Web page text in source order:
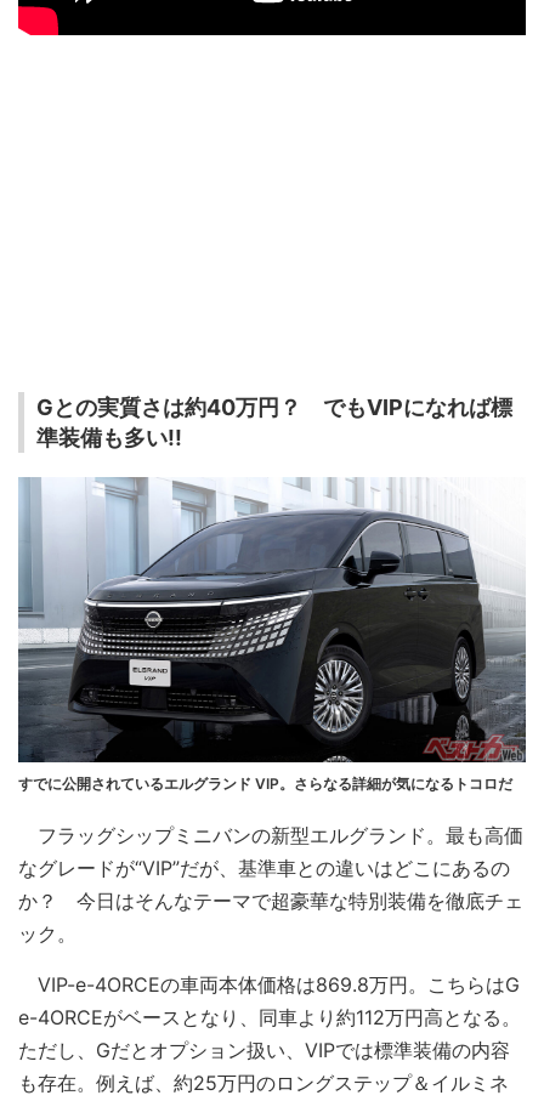
Gとの実質さは約40万円？ でもVIPになれば標
準装備も多い!!
すでに公開されているエルグランド VIP。さらなる詳細が気になるトコロだ
フラッグシップミニバンの新型エルグランド。最も高価
なグレードが“VIP”だが、基準車との違いはどこにあるの
か？ 今日はそんなテーマで超豪華な特別装備を徹底チェ
ック。
VIP-e-4ORCEの車両本体価格は869.8万円。こちらはG
e-4ORCEがベースとなり、同車より約112万円高となる。
ただし、Gだとオプション扱い、VIPでは標準装備の内容
も存在。例えば、約25万円のロングステップ＆イルミネ